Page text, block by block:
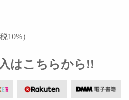
10%）
はこちらから!!